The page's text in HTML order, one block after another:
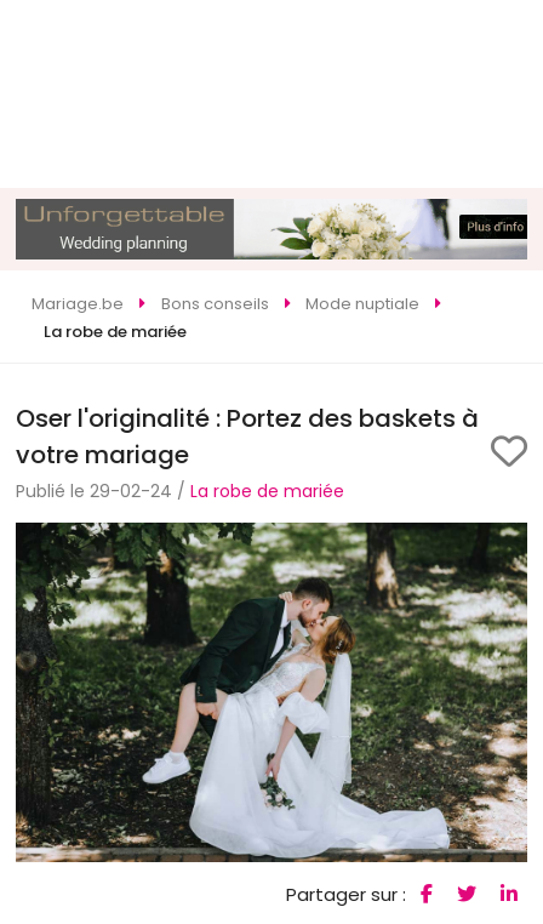
Mariage.be Bons conseils
Mode nuptiale
La robe de mariée
Oser l'originalité : Portez des baskets à
votre mariage
Publié le 29-02-24 /La robe de mariée
Partager sur :